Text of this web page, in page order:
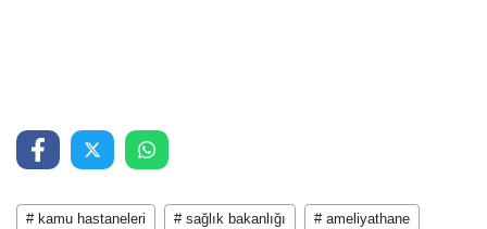
# kamu hastaneleri # sağlık bakanlığı # ameliyathane